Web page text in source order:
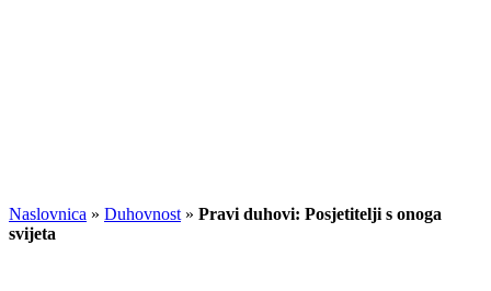
Naslovnica » Duhovnost » Pravi duhovi: Posjetitelji s onoga
svijeta